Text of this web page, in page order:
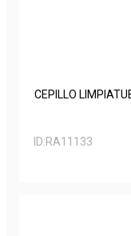
CEPILLO
ID:RA11133